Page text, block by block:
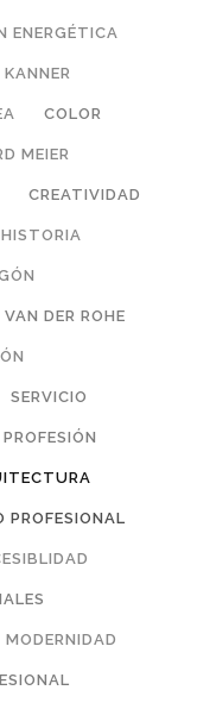
ENERGÉTICA
KANNER
COLOR
MEIER
CREATIVIDAD
HISTORIA
VAN DER ROHE
SERVICIO
PROFESIÓN
PROFESIONAL
MODERNIDAD